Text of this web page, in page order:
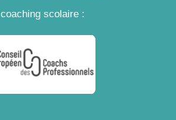
coaching scolaire :